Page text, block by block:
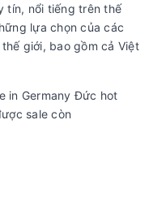
tín, nổi tiếng trên thế
lựa chọn của các
giới, bao gồm cả Việt
in Germany Đức hot
sale còn